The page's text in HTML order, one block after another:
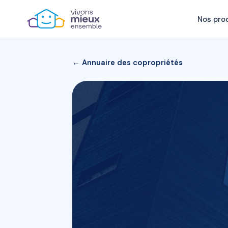
Nos
← Annuaire des copropriétés